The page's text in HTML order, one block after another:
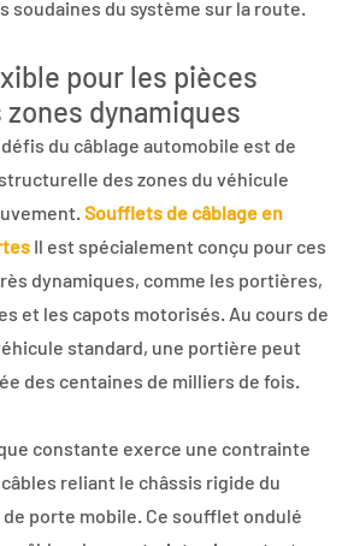
soudaines du système sur la route.
pour les pièces
dynamiques
du câblage automobile est de
des zones du véhicule
Soufflets de câblage en
Il est spécialement conçu pour ces
dynamiques, comme les portières,
et les capots motorisés. Au cours de
standard, une portière peut
des centaines de milliers de fois.
constante exerce une contrainte
reliant le châssis rigide du
porte mobile. Ce soufflet ondulé